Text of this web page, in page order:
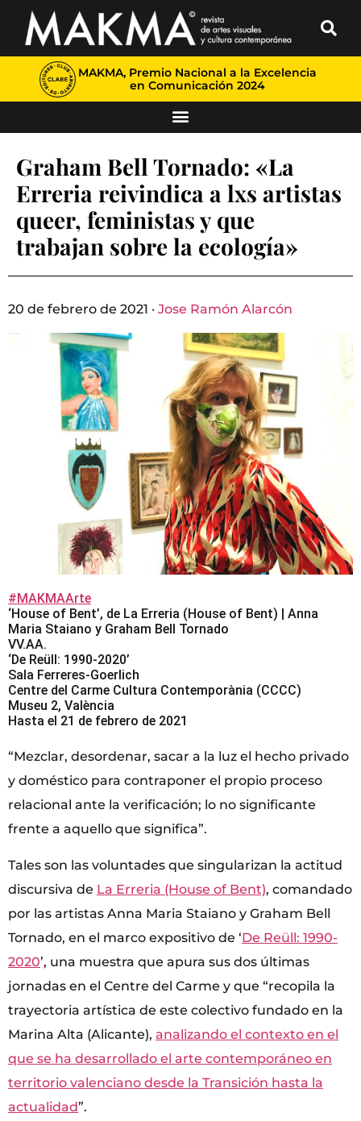
MAKMA, Premio Nacional a la Excelencia
en Comunicación 2024
Graham Bell Tornado: «La
Erreria reivindica a lxs artistas
queer, feministas y que
trabajan sobre la ecología»
20 de febrero de 2021 · Jose Ramón Alarcón
#MAKMAArte
‘House of Bent’, de La Erreria (House of Bent) | Anna
Maria Staiano y Graham Bell Tornado
VV.AA.
‘De Reüll: 1990-2020’
Sala Ferreres-Goerlich
Centre del Carme Cultura Contemporània (CCCC)
Museu 2, València
Hasta el 21 de febrero de 2021
“Mezclar, desordenar, sacar a la luz el hecho privado
y doméstico para contraponer el propio proceso
relacional ante la verificación; lo no significante
frente a aquello que significa”.
Tales son las voluntades que singularizan la actitud
discursiva de La Erreria (House of Bent), comandado
por las artistas Anna Maria Staiano y Graham Bell
Tornado, en el marco expositivo de ‘De Reüll: 1990-
2020’, una muestra que apura sus dos últimas
jornadas en el Centre del Carme y que “recopila la
trayectoria artística de este colectivo fundado en la
Marina Alta (Alicante), analizando el contexto en el
que se ha desarrollado el arte contemporáneo en
territorio valenciano desde la Transición hasta la
actualidad”.